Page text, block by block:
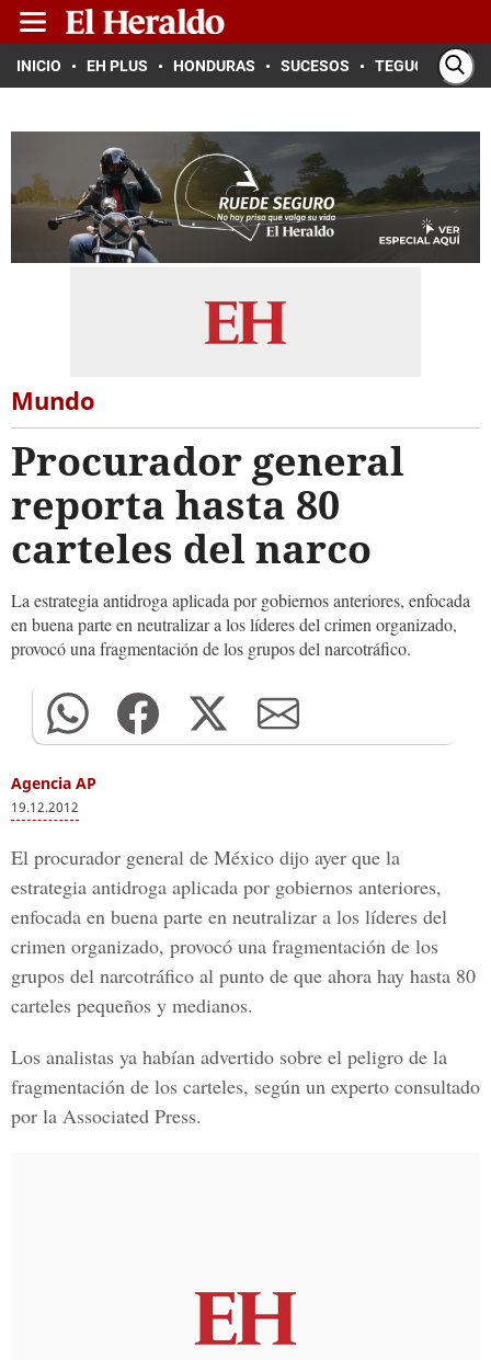
INICIO EH PLUS HONDURAS SUCESOS TEGUCIGALPA
Mundo
Procurador general
reporta hasta 80
carteles del narco
La estrategia antidroga aplicada por gobiernos anteriores, enfocada
en buena parte en neutralizar a los líderes del crimen organizado,
provocó una fragmentación de los grupos del narcotráfico.
Agencia AP
19.12.2012
El procurador general de México dijo ayer que la
estrategia antidroga aplicada por gobiernos anteriores,
enfocada en buena parte en neutralizar a los líderes del
crimen organizado, provocó una fragmentación de los
grupos del narcotráfico al punto de que ahora hay hasta 80
carteles pequeños y medianos.
Los analistas ya habían advertido sobre el peligro de la
fragmentación de los carteles, según un experto consultado
por la Associated Press.